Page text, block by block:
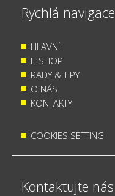
Rychlá navigace
HLAVNÍ
E-SHOP
RADY & TIPY
O NÁS
KONTAKTY
COOKIES SETTING
Kontaktujte nás